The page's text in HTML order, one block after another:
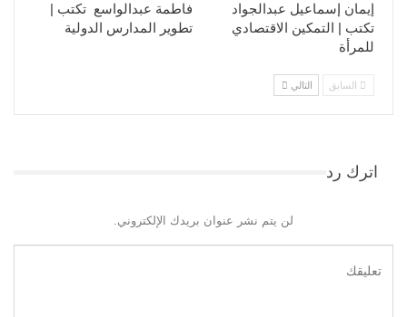
فاطمة عبدالواسع تكتب |
تطوير المدارس الدولية
إيمان إسماعيل عبدالجواد
تكتب | التمكين الاقتصادي
للمرأة
السابق التالي
اترك رد
لن يتم نشر عنوان بريدك الإلكتروني.